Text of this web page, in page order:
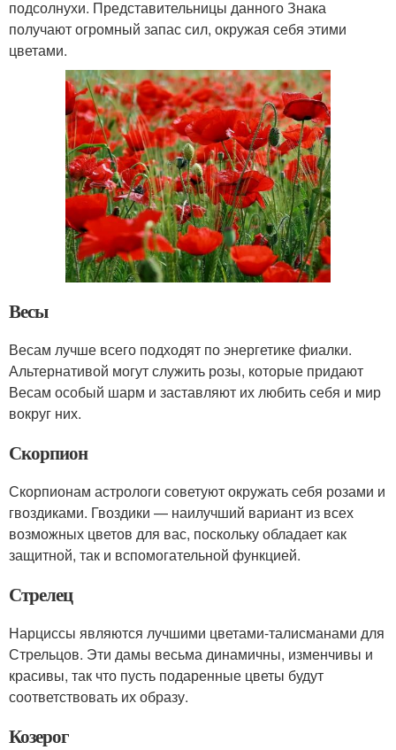
подсолнухи. Представительницы данного Знака
получают огромный запас сил, окружая себя этими
цветами.
Весы
Весам лучше всего подходят по энергетике фиалки.
Альтернативой могут служить розы, которые придают
Весам особый шарм и заставляют их любить себя и мир
вокруг них.
Скорпион
Скорпионам астрологи советуют окружать себя розами и
гвоздиками. Гвоздики — наилучший вариант из всех
возможных цветов для вас, поскольку обладает как
защитной, так и вспомогательной функцией.
Стрелец
Нарциссы являются лучшими цветами-талисманами для
Стрельцов. Эти дамы весьма динамичны, изменчивы и
красивы, так что пусть подаренные цветы будут
соответствовать их образу.
Козерог